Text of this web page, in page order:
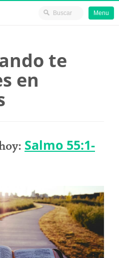
Menu
te
en
Salmo 55:1-